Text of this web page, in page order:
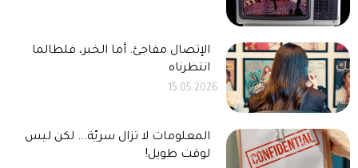
الإتصال مفاجئ. أما الخبر، فلطالما
انتظرناه
15.05.2026
المعلومات لا تزال سريّة... لكن ليس
لوقت طويل!